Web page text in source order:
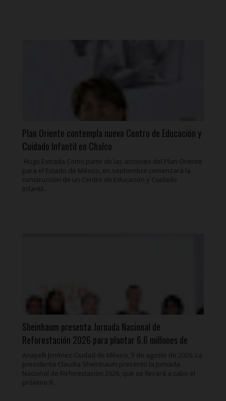
Plan Oriente contempla nuevo Centro de Educación y
Cuidado Infantil en Chalco
Hugo Estrada Como parte de las acciones del Plan Oriente
para el Estado de México, en septiembre comenzará la
construcción de un Centro de Educación y Cuidado
Infantil...
Sheinbaum presenta Jornada Nacional de
Reforestación 2026 para plantar 6.6 millones de
árboles
Anayelli Jiménez Ciudad de México, 5 de agosto de 2026. La
presidenta Claudia Sheinbaum presentó la Jornada
Nacional de Reforestación 2026, que se llevará a cabo el
próximo 9...